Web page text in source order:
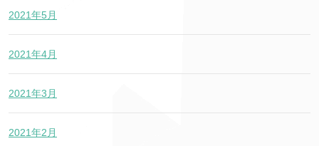
2021年5月
2021年4月
2021年3月
2021年2月